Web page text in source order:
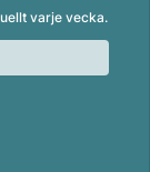
varje vecka.